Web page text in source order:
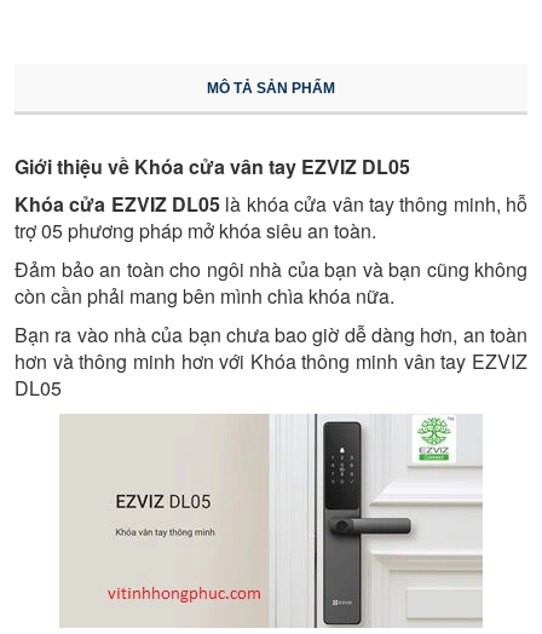
MÔ TẢ SẢN PHẨM
Giới thiệu về Khóa cửa vân tay EZVIZ DL05
Khóa cửa EZVIZ DL05 là khóa cửa vân tay thông minh, hỗ
trợ 05 phương pháp mở khóa siêu an toàn.
Đảm bảo an toàn cho ngôi nhà của bạn và bạn cũng không
còn cần phải mang bên mình chìa khóa nữa.
Bạn ra vào nhà của bạn chưa bao giờ dễ dàng hơn, an toàn
hơn và thông minh hơn với Khóa thông minh vân tay EZVIZ
DL05